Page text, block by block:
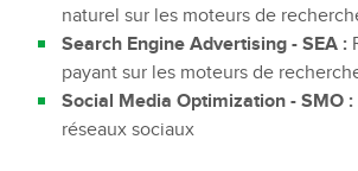
naturel sur les moteurs de
Search Engine Advertising - SEA :
payant sur les moteurs de
Social Media Optimization - SMO :
réseaux sociaux